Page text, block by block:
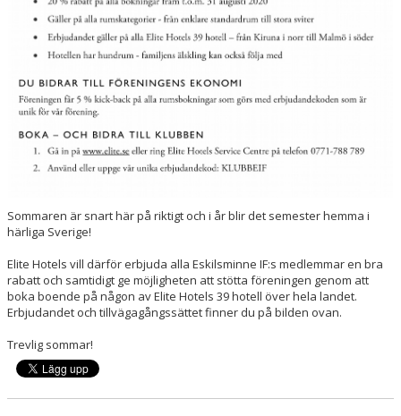
Sommaren är snart här på riktigt och i år blir det semester hemma i
härliga Sverige!
Elite Hotels vill därför erbjuda alla Eskilsminne IF:s medlemmar en bra
rabatt och samtidigt ge möjligheten att stötta föreningen genom att
boka boende på någon av Elite Hotels 39 hotell över hela landet.
Erbjudandet och tillvägagångssättet finner du på bilden ovan.
Trevlig sommar!